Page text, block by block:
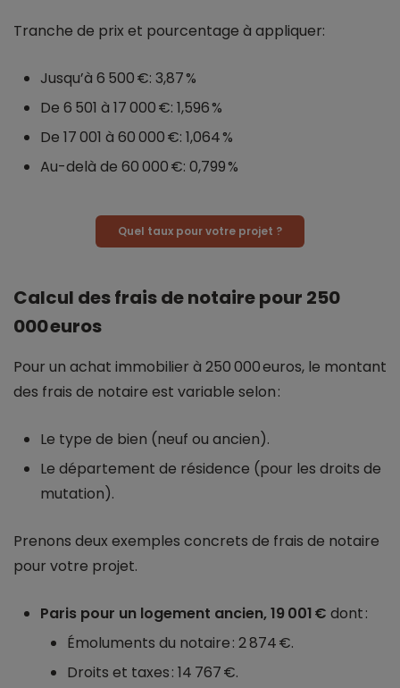
Tranche de prix et pourcentage à appliquer:
Jusqu’à 6 500 €: 3,87 %
De 6 501 à 17 000 €: 1,596 %
De 17 001 à 60 000 €: 1,064 %
Au-delà de 60 000 €: 0,799 %
Quel taux pour votre projet ?
Calcul des frais de notaire pour 250
000 euros
Pour un achat immobilier à 250 000 euros, le montant
des frais de notaire est variable selon :
Le type de bien (neuf ou ancien).
Le département de résidence (pour les droits de
mutation).
Prenons deux exemples concrets de frais de notaire
pour votre projet.
Paris pour un logement ancien, 19 001 € dont :
Émoluments du notaire : 2 874 €.
Droits et taxes : 14 767 €.